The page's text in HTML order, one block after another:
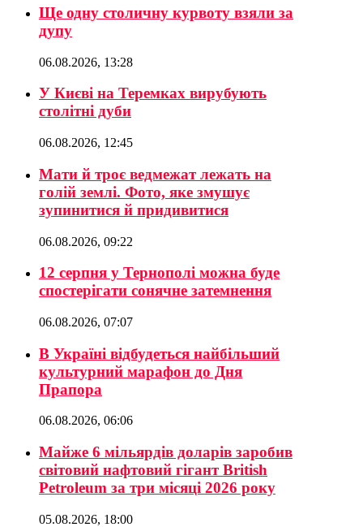
Ще одну столичну курвоту взяли за
дупу
06.08.2026, 13:28
У Києві на Теремках вирубують
столітні дуби
06.08.2026, 12:45
Мати й троє ведмежат лежать на
голій землі. Фото, яке змушує
зупинитися й придивитися
06.08.2026, 09:22
12 серпня у Тернополі можна буде
спостерігати сонячне затемнення
06.08.2026, 07:07
В Україні відбудеться найбільший
культурний марафон до Дня
Прапора
06.08.2026, 06:06
Майже 6 мільярдів доларів заробив
світовий нафтовий гігант British
Petroleum за три місяці 2026 року
05.08.2026, 18:00